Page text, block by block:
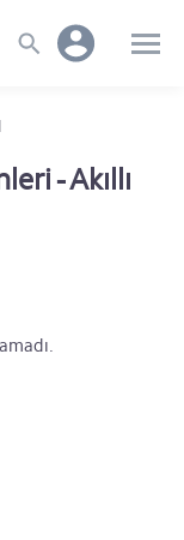
- Akıllı